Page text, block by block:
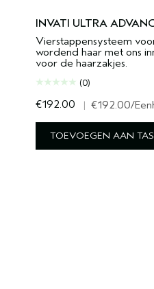
INVATI ULTRA
Vierstappensysteem
wordend haar met ons
voor de haarzakjes.
(0)
€192.00 | €192.00/
TOEVOEGEN AAN TAS